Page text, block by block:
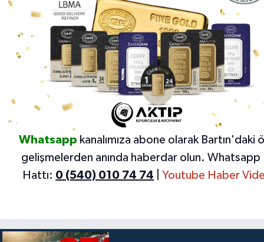
Whatsapp kanalımıza abone olarak Bartın'daki
gelişmelerden anında haberdar olun. Whatsapp
Hattı: 0 (540) 010 74 74 Youtube Haber